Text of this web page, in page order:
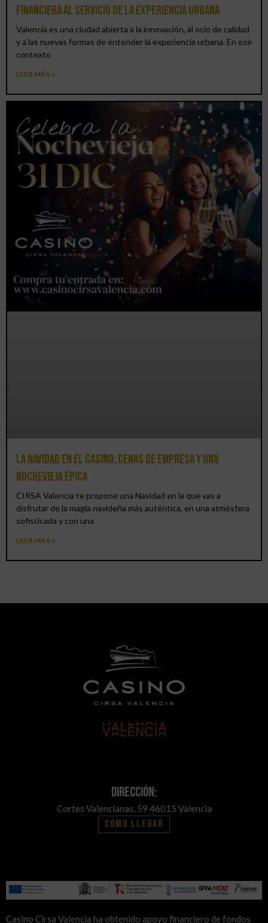
financiera al servicio de la experiencia urbana
Valencia es una ciudad abierta a la innovación, al ocio de calidad
y a las nuevas formas de entender la experiencia urbana. En ese
contexto
LEER MÁS »
La Navidad en el Casino: cenas de empresa y una
Nochevieja épica
CIRSA Valencia te propone una Navidad en la que vas a
disfrutar de la magia navideña más auténtica, en una atmósfera
sofisticada y con una
LEER MÁS »
Dirección:
Cortes Valencianas, 59 46015 Valencia
Cómo llegar
Casino Cirsa Valencia ha obtenido apoyo financiero de fondos